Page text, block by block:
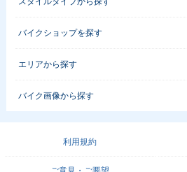
バイクショップを探す
エリアから探す
バイク画像から探す
利用規約